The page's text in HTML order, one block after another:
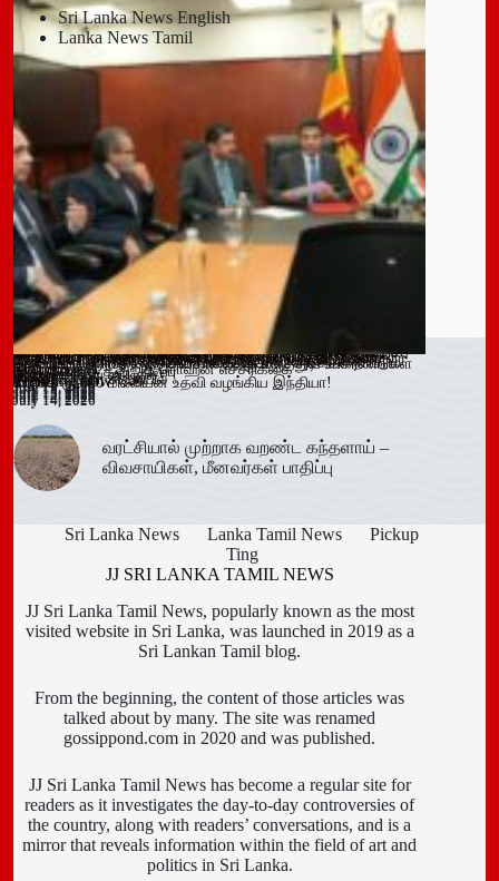
ஓகஸ்ட் நடுப்பகுதி வரை அபாயம் – வவுனியாவிலும் 67 பேருக்கு
டெங்கு உறுதி
July 16, 2026
இளைஞர்களை போதைக்கு இட்டுச் செல்லும் சமூக ஊடக
விளம்பரங்கள் – அஜித் ரொஹன எச்சரிக்கை
July 15, 2026
காலி சிறையை குறிவைத்து போதைப்பொருள் கடத்தல் முயற்சி
முறியடிப்பு
July 15, 2026
வவுனியா மாநகர முதல்வரை பதவி நீக்கும் வர்த்தமானிக்கு
இடைக்காலத் தடை நீடிப்பு
July 15, 2026
கந்தளாயில் பொலிஸ் விசேட சோதனை!
July 15, 2026
வவுனியா – போகஸ்வெவ வீதி (B442) அபிவிருத்திப் பணிகள்
ஆரம்பம்!
July 15, 2026
அரச அதிகாரிகளுக்கான விடுமுறை விதிகளில் திருத்தம்;
அமைச்சரவை ஒப்புதல்
July 15, 2026
மஸ்கெலியா பொலிஸ் பிரிவில் போதைப்பொருளுடன் இருவர்
கைது!
July 15, 2026
பூநகரி பிரதேச செயலகத்தின் புதிய உதவிப் பிரதேச செயலாளர்
கடமையேற்பு!
July 15, 2026
யாழ். மாவட்ட கல்வி அபிவிருத்தி உப குழுக் கூட்டம்!
July 15, 2026
புதுக்குடியிருப்பு பாடசாலையில் பதற்றம்; சக மாணவர்களை
தாக்கிய மூவர் சிறையில்
July 14, 2026
கல்வயல் நுணாவில் வீதியின் பாலத்திற்கான அடிக்கல் நாட்டும்
விழா!
July 14, 2026
தெனியாய ஆரம்ப வைத்தியசாலைக்கு மருத்துவ உபகரணங்கள்
வழங்க ரூ.600 மில்லியன் உதவி வழங்கிய இந்தியா!
July 14, 2026
Sri Lanka News English
Lanka News Tamil
Leave a Reply
You must be
logged into post a comment.
Trending now
வரட்சியால் முற்றாக வறண்ட கந்தளாய் –
விவசாயிகள், மீனவர்கள் பாதிப்பு
Sri Lanka News Lanka Tamil News
Pickup
Ting
JJ SRI LANKA TAMIL NEWS
JJ Sri Lanka Tamil News, popularly known as the most
visited website in Sri Lanka, was launched in 2019 as a
Sri Lankan Tamil blog.
From the beginning, the content of those articles was
talked about by many. The site was renamed
gossippond.com in 2020 and was published.
JJ Sri Lanka Tamil News has become a regular site for
readers as it investigates the day-to-day controversies of
the country, along with readers’ conversations, and is a
mirror that reveals information within the field of art and
politics in Sri Lanka.